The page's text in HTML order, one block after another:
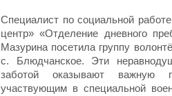
Специалист по социальной
центр» «Отделение дневного
Мазурина посетила группу
с. Блюдчанское. Эти
заботой оказывают важную
участвующим в специальной